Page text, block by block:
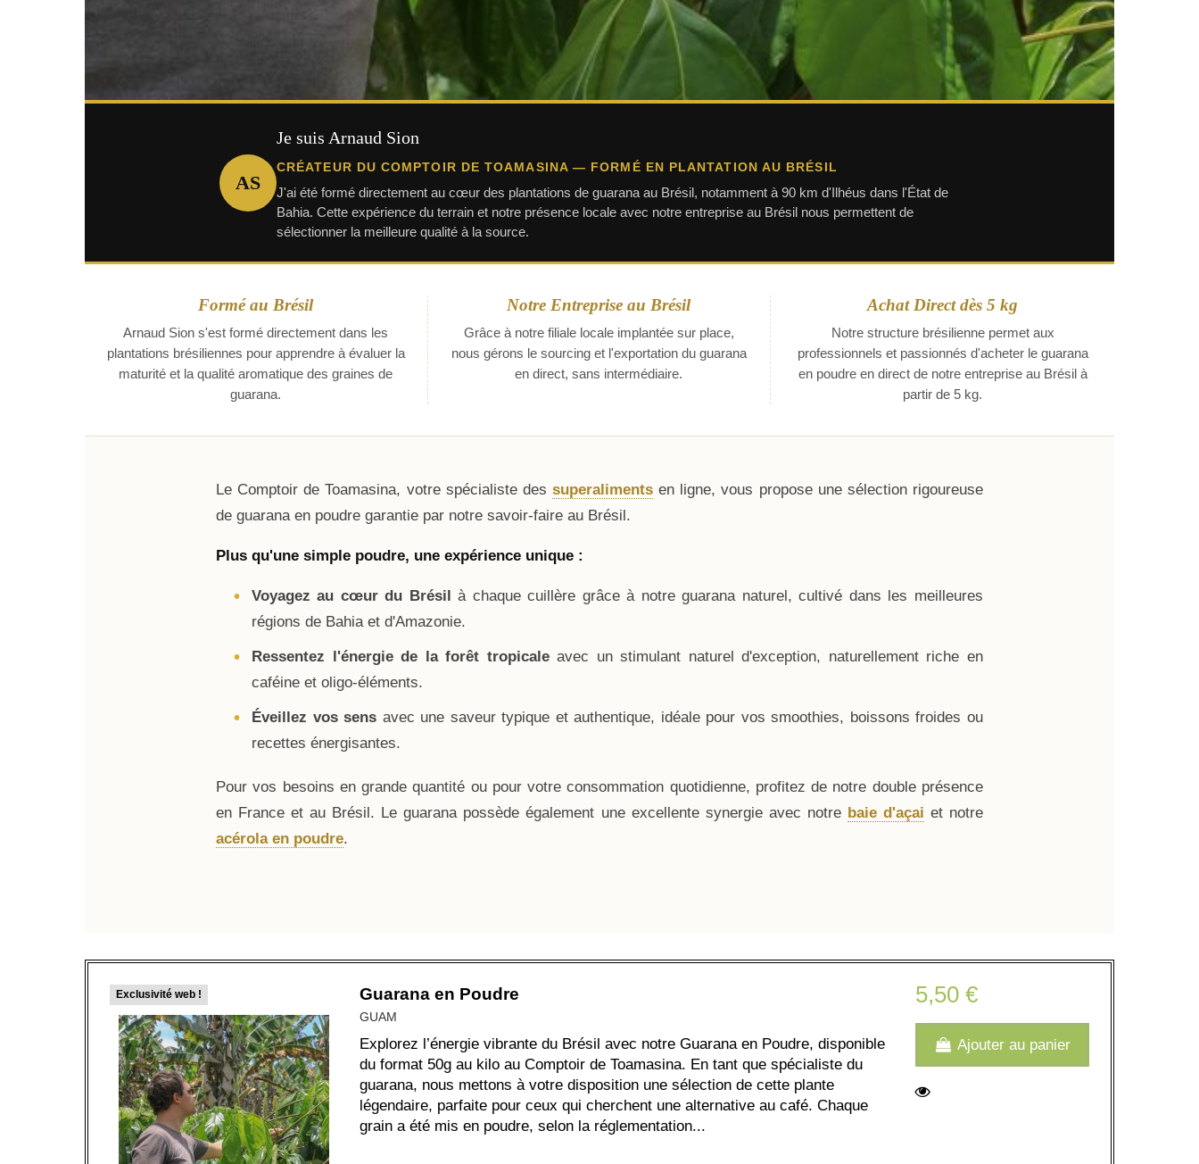
AS
Je suis Arnaud Sion
CRÉATEUR DU COMPTOIR DE TOAMASINA — FORMÉ EN PLANTATION AU BRÉSIL
J'ai été formé directement au cœur des plantations de guarana au Brésil, notamment à 90 km d'Ilhéus dans l'État de
Bahia. Cette expérience du terrain et notre présence locale avec notre entreprise au Brésil nous permettent de
sélectionner la meilleure qualité à la source.
Formé au Brésil
Arnaud Sion s'est formé directement dans les
plantations brésiliennes pour apprendre à évaluer la
maturité et la qualité aromatique des graines de
guarana.
Notre Entreprise au Brésil
Grâce à notre filiale locale implantée sur place,
nous gérons le sourcing et l'exportation du guarana
en direct, sans intermédiaire.
Achat Direct dès 5 kg
Notre structure brésilienne permet aux
professionnels et passionnés d'acheter le guarana
en poudre en direct de notre entreprise au Brésil à
partir de 5 kg.
Le Comptoir de Toamasina, votre spécialiste des superalimentsen ligne, vous propose une sélection rigoureuse
de guarana en poudre garantie par notre savoir-faire au Brésil.
Plus qu'une simple poudre, une expérience unique :
Voyagez au cœur du Brésil
à chaque cuillère grâce à notre guarana naturel, cultivé dans les meilleures
régions de Bahia et d'Amazonie.
Ressentez l'énergie de la forêt tropicaleavec un stimulant naturel d'exception, naturellement riche en
caféine et oligo-éléments.
Éveillez vos sens avec une saveur typique et authentique, idéale pour vos smoothies, boissons froides ou
recettes énergisantes.
Pour vos besoins en grande quantité ou pour votre consommation quotidienne, profitez de notre double présence
en France et au Brésil. Le guarana possède également une excellente synergie avec notre baie d'açai et notre
acérola en poudre.
Exclusivité web ! Guarana en Poudre
GUAM
Explorez l’énergie vibrante du Brésil avec notre Guarana en Poudre, disponible
du format 50g au kilo au Comptoir de Toamasina. En tant que spécialiste du
guarana, nous mettons à votre disposition une sélection de cette plante
légendaire, parfaite pour ceux qui cherchent une alternative au café. Chaque
grain a été mis en poudre, selon la réglementation...
5,50 €
Ajouter au panier